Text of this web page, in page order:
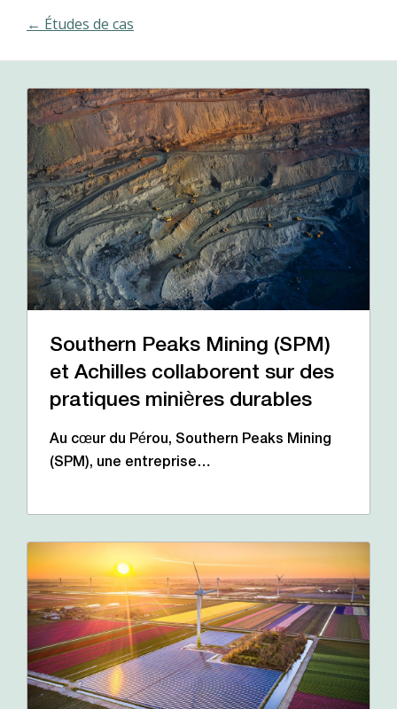
← Études de cas
Southern Peaks Mining (SPM)
et Achilles collaborent sur des
pratiques minières durables
Au cœur du Pérou, Southern Peaks Mining
(SPM), une entreprise…